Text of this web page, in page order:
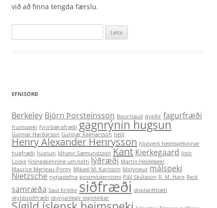
við að finna tengda færslu.
að:
EFNISORÐ
Berkeley Björn Þorsteinsson Bourriaud dygðir fagurfræði
frumspeki fyrirbærafræði gagnrýnin hugsun
Gunnar Harðarson Gunnar Ragnarsson heili
Henry Alexander Henrysson hlutverk heimspekinnar
hugfræði hugsun Jóhann Sæmundsson Kant Kierkegaard listir
Locke lýsingakenning um nöfn lýðræði Martin Heidegger
Maurice Merleau-Ponty Mikael M. Karlsson Molyneux málspeki
Nietzsche nytjastefna postmódernismi Páll Skúlason R. M. Hare Reid
samræða Saul Kripke siðfræði skiptaréttlæti
skyldusiðfræði skynjanlegir eiginleikar